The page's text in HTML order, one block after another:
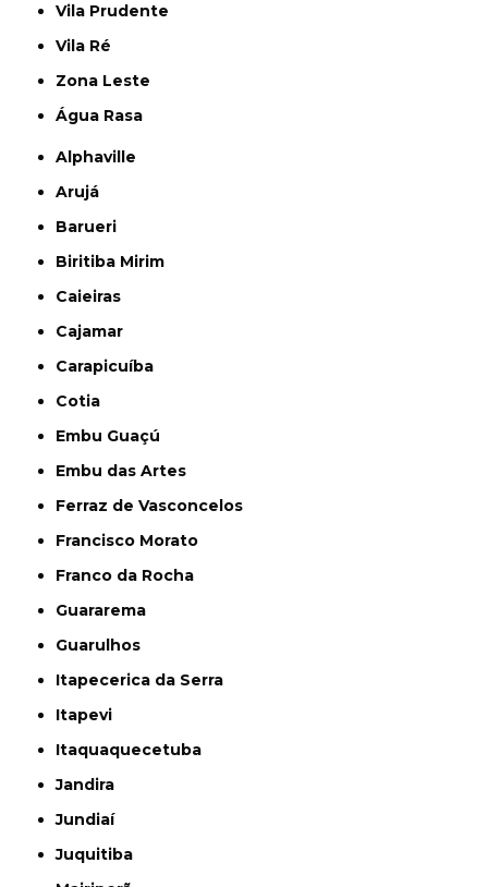
Vila Prudente
Vila Ré
Zona Leste
Água Rasa
Alphaville
Arujá
Barueri
Biritiba Mirim
Caieiras
Cajamar
Carapicuíba
Cotia
Embu Guaçú
Embu das Artes
Ferraz de Vasconcelos
Francisco Morato
Franco da Rocha
Guararema
Guarulhos
Itapecerica da Serra
Itapevi
Itaquaquecetuba
Jandira
Jundiaí
Juquitiba